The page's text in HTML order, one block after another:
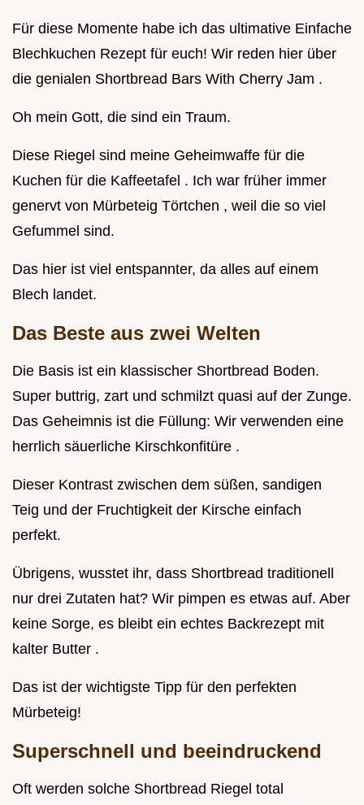
Für diese Momente habe ich das ultimative Einfache
Blechkuchen Rezept für euch! Wir reden hier über
die genialen Shortbread Bars With Cherry Jam .
Oh mein Gott, die sind ein Traum.
Diese Riegel sind meine Geheimwaffe für die
Kuchen für die Kaffeetafel . Ich war früher immer
genervt von Mürbeteig Törtchen , weil die so viel
Gefummel sind.
Das hier ist viel entspannter, da alles auf einem
Blech landet.
Das Beste aus zwei Welten
Die Basis ist ein klassischer Shortbread Boden.
Super buttrig, zart und schmilzt quasi auf der Zunge.
Das Geheimnis ist die Füllung: Wir verwenden eine
herrlich säuerliche Kirschkonfitüre .
Dieser Kontrast zwischen dem süßen, sandigen
Teig und der Fruchtigkeit der Kirsche einfach
perfekt.
Übrigens, wusstet ihr, dass Shortbread traditionell
nur drei Zutaten hat? Wir pimpen es etwas auf. Aber
keine Sorge, es bleibt ein echtes Backrezept mit
kalter Butter .
Das ist der wichtigste Tipp für den perfekten
Mürbeteig!
Superschnell und beeindruckend
Oft werden solche Shortbread Riegel total